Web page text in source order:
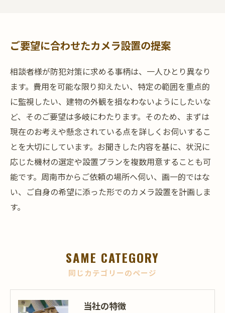
ご要望に合わせたカメラ設置の提案
相談者様が防犯対策に求める事柄は、一人ひとり異なり
ます。費用を可能な限り抑えたい、特定の範囲を重点的
に監視したい、建物の外観を損なわないようにしたいな
ど、そのご要望は多岐にわたります。そのため、まずは
現在のお考えや懸念されている点を詳しくお伺いするこ
とを大切にしています。お聞きした内容を基に、状況に
応じた機材の選定や設置プランを複数用意することも可
能です。周南市からご依頼の場所へ伺い、画一的ではな
い、ご自身の希望に添った形でのカメラ設置を計画しま
す。
同じカテゴリーのページ
SAME CATEGORY
当社の特徴